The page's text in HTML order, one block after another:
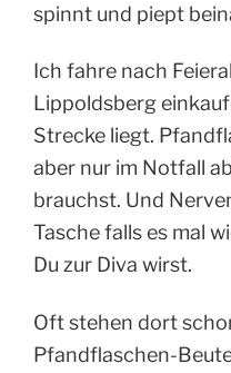
spinnt und piept
Ich fahre nach
Lippoldsberg
Strecke liegt.
aber nur im Notfall
brauchst. Und
Tasche falls es mal
Du zur Diva wirst.
Oft stehen dort
Pfandflaschen-